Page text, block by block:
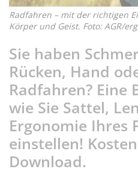
Radfahren – mit der richtigen
Körper und Geist. Foto: AGR/
Sie haben
Rücken, Hand
Radfahren? Eine
wie Sie Sattel,
Ergonomie Ihres
einstellen!
Download.